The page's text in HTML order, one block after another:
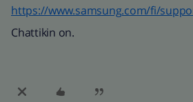
https://www.samsung.com/fi/
Chattikin on.